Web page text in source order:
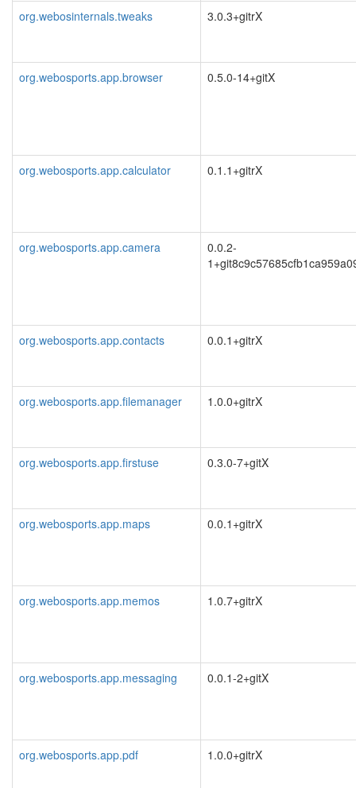
org.webosinternals.tweaks 3.0.3+gitrX
org.webosports.app.browser 0.5.0-14+gitX
org.webosports.app.calculator 0.1.1+gitrX
org.webosports.app.camera
0.0.2-
org.webosports.app.contacts 0.0.1+gitrX
org.webosports.app.filemanager 1.0.0+gitrX
org.webosports.app.firstuse 0.3.0-7+gitX
org.webosports.app.maps 0.0.1+gitrX
org.webosports.app.memos 1.0.7+gitrX
org.webosports.app.messaging 0.0.1-2+gitX
org.webosports.app.pdf 1.0.0+gitrX